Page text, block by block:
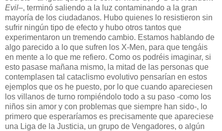
Evil–, terminó saliendo a la luz contaminando a la gran
mayoría de los ciudadanos. Hubo quienes lo resistieron sin
sufrir ningún tipo de efecto y hubo otros tantos que
experimentaron un tremendo cambio. Estamos hablando de
algo parecido a lo que sufren los X-Men, para que tengáis
en mente a lo que me refiero. Como os podréis imaginar, si
esto pasase mañana mismo, la mitad de las personas que
contemplasen tal cataclismo evolutivo pensarían en estos
ejemplos que os he puesto, por lo que cuando apareciesen
los villanos de turno rompiéndolo todo a su paso -como los
niños sin amor y con problemas que siempre han sido-, lo
primero que esperaríamos es precisamente que apareciese
una Liga de la Justicia, un grupo de Vengadores, o algún